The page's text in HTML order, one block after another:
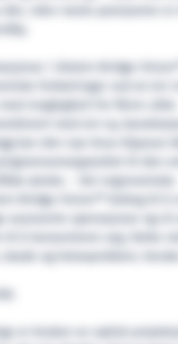
det, «den neste posisjonen er
i Ulstein Bridge
forbetringar ved at ein
moglegheit for fleire ulike
med ein ny,
kan den nye brua tilpasse
til den
ønske. - Dei ergonomiske
Bridge Vision™ bidreg til å
avanserte operasjonar og vil
til å konsentrere seg. Dette
er bruken av optisk